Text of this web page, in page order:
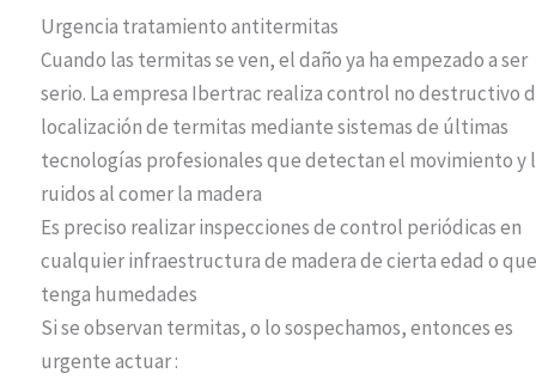
Urgencia tratamiento antitermitas
Cuando las termitas se ven, el daño ya ha empezado a ser
serio. La empresa Ibertrac realiza control no destructivo
localización de termitas mediante sistemas de últimas
tecnologías profesionales que detectan el movimiento y
ruidos al comer la madera
Es preciso realizar inspecciones de control periódicas en
cualquier infraestructura de madera de cierta edad o que
tenga humedades
Si se observan termitas, o lo sospechamos, entonces es
urgente actuar :